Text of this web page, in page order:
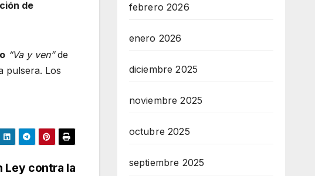
de
“Va y ven”de
pulsera. Los
Ley contra la
febrero 2026
enero 2026
diciembre 2025
noviembre 2025
octubre 2025
septiembre 2025